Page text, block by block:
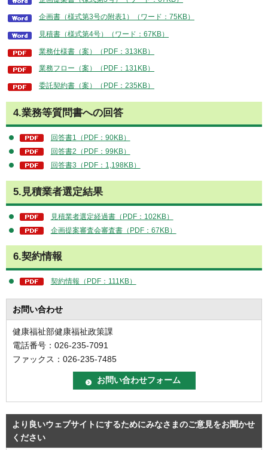
企画書（様式第3号の附表1）（ワード：75KB）
見積書（様式第4号）（ワード：67KB）
業務仕様書（案）（PDF：313KB）
業務フロー（案）（PDF：131KB）
委託契約書（案）（PDF：235KB）
4.業務等質問書への回答
回答書1（PDF：90KB）
回答書2（PDF：99KB）
回答書3（PDF：1,198KB）
5.見積業者選定結果
見積業者選定経過書（PDF：102KB）
企画提案審査会審査書（PDF：67KB）
6.契約情報
契約情報（PDF：111KB）
お問い合わせ
健康福祉部健康福祉政策課
電話番号：026-235-7091
ファックス：026-235-7485
より良いウェブサイトにするためにみなさまのご意見をお聞かせ
ください